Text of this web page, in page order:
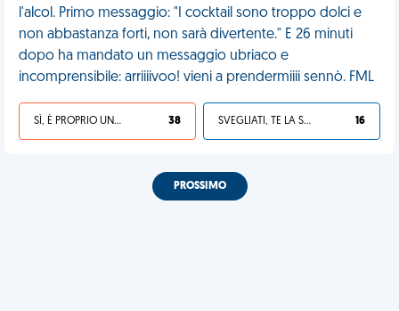
l'alcol. Primo messaggio: "I cocktail sono troppo dolci e
non abbastanza forti, non sarà divertente." E 26 minuti
dopo ha mandato un messaggio ubriaco e
incomprensibile: arriiiivoo! vieni a prendermiiii sennò. FML
SÌ, È PROPRIO UNA VDM! 38 SVEGLIATI, TE LA SEI CERCATA! 16
PROSSIMO